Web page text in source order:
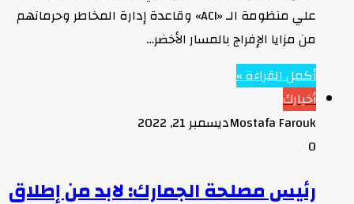
علي منظومة الـ «ACI» وقاعدة إدارة المخاطر وحرمانهم
من مزايا الإفراج بالمسار الأخضر…
أكمل القراءة »
أخبارك
Mostafa Faroukديسمبر 21, 2022
0
رئيس مصلحة الجمارك: لابد من إطلاق